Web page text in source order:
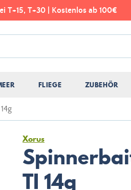
T+15, T+30 | Kostenlos ab 100€
FLIEGE ZUBEHÖR
Xorus
TI 14g